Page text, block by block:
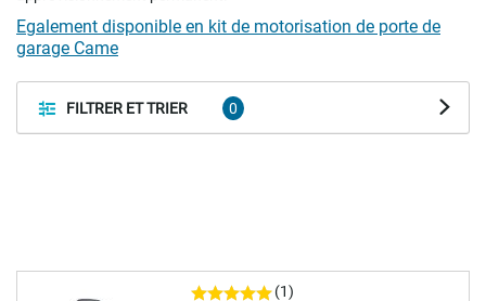
FILTRER ET TRIER
Egalement disponible en kit de motorisation de porte de
garage Came
(1)